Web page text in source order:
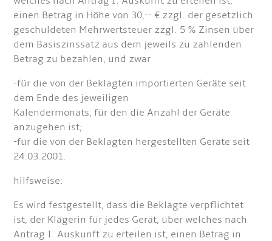
einen Betrag in Höhe von 30,-- € zzgl. der gesetzlich
geschuldeten Mehrwertsteuer zzgl. 5 % Zinsen über
dem Basiszinssatz aus dem jeweils zu zahlenden
Betrag zu bezahlen, und zwar
-für die von der Beklagten importierten Geräte seit
dem Ende des jeweiligen
Kalendermonats, für den die Anzahl der Geräte
anzugehen ist;
-für die von der Beklagten hergestellten Geräte seit
24.03.2001.
hilfsweise:
Es wird festgestellt, dass die Beklagte verpflichtet
ist, der Klägerin für jedes Gerät, über welches nach
Antrag I. Auskunft zu erteilen ist, einen Betrag in